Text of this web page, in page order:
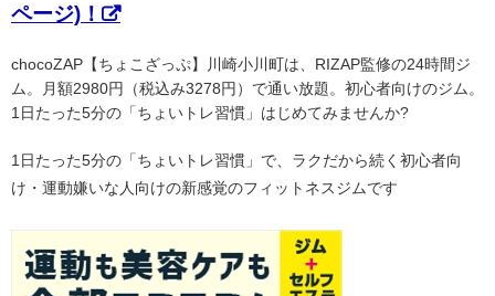
ページ)！
chocoZAP【ちょこざっぷ】川崎小川町は、RIZAP監修の24時間ジ
ム。月額2980円（税込み3278円）で通い放題。初心者向けのジム。
1日たった5分の「ちょいトレ習慣」はじめてみませんか?
1日たった5分の「ちょいトレ習慣」で、ラクだから続く初心者向
け・運動嫌いな人向けの新感覚のフィットネスジムです